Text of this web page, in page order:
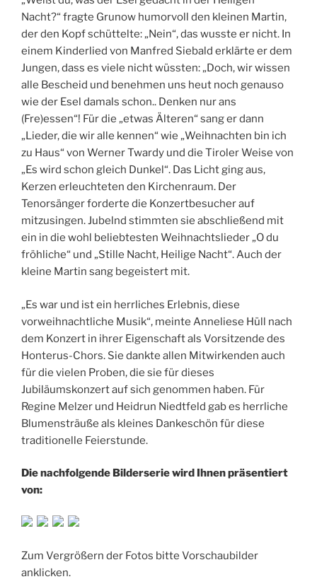
Nacht?“ fragte Grunow humorvoll den kleinen Martin,
der den Kopf schüttelte: „Nein“, das wusste er nicht. In
einem Kinderlied von Manfred Siebald erklärte er dem
Jungen, dass es viele nicht wüssten: „Doch, wir wissen
alle Bescheid und benehmen uns heut noch genauso
wie der Esel damals schon.. Denken nur ans
(Fre)essen“! Für die „etwas Älteren“ sang er dann
„Lieder, die wir alle kennen“ wie „Weihnachten bin ich
zu Haus“ von Werner Twardy und die Tiroler Weise von
„Es wird schon gleich Dunkel“. Das Licht ging aus,
Kerzen erleuchteten den Kirchenraum. Der
Tenorsänger forderte die Konzertbesucher auf
mitzusingen. Jubelnd stimmten sie abschließend mit
ein in die wohl beliebtesten Weihnachtslieder „O du
fröhliche“ und „Stille Nacht, Heilige Nacht“. Auch der
kleine Martin sang begeistert mit.
„Es war und ist ein herrliches Erlebnis, diese
vorweihnachtliche Musik“, meinte Anneliese Hüll nach
dem Konzert in ihrer Eigenschaft als Vorsitzende des
Honterus-Chors. Sie dankte allen Mitwirkenden auch
für die vielen Proben, die sie für dieses
Jubiläumskonzert auf sich genommen haben. Für
Regine Melzer und Heidrun Niedtfeld gab es herrliche
Blumensträuße als kleines Dankeschön für diese
traditionelle Feierstunde.
Die nachfolgende Bilderserie wird Ihnen präsentiert
von:
Zum Vergrößern der Fotos bitte Vorschaubilder
anklicken.